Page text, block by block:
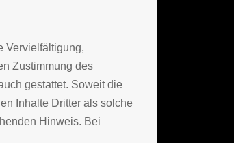
Vervielfältigung,
Zustimmung des
gestattet. Soweit die
Inhalte Dritter als solche
Hinweis. Bei